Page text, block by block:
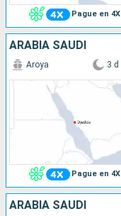
Pague en 4X
ARABIA SAUDÍ
Pague en 4X
Aroya 3 d
ARABIA SAUDÍ